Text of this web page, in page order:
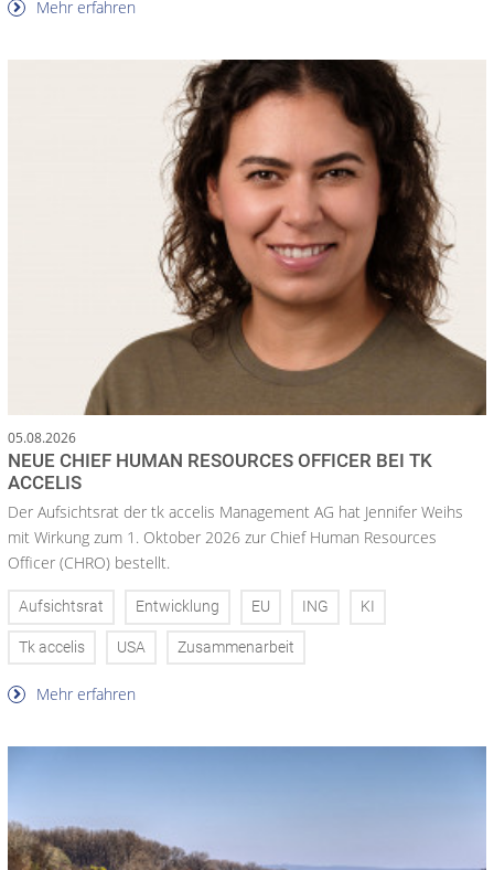
Mehr erfahren
05.08.2026
NEUE CHIEF HUMAN RESOURCES OFFICER BEI TK
ACCELIS
Der Aufsichtsrat der tk accelis Management AG hat Jennifer Weihs
mit Wirkung zum 1. Oktober 2026 zur Chief Human Resources
Officer (CHRO) bestellt.
Aufsichtsrat Entwicklung EU ING KI
Tk accelis USA Zusammenarbeit
Mehr erfahren